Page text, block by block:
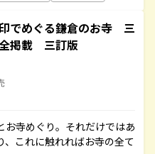
でめぐる鎌倉のお寺 三
掲載 三訂版
寺めぐり。それだけではあ
、これに触れればお寺の全て